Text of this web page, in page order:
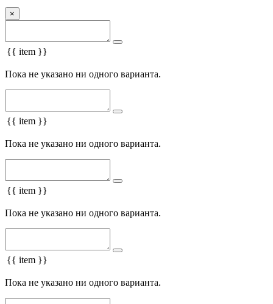
×
{{ item }}
Пока не указано ни одного варианта.
{{ item }}
Пока не указано ни одного варианта.
{{ item }}
Пока не указано ни одного варианта.
{{ item }}
Пока не указано ни одного варианта.